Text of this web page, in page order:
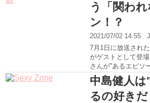
う「関わ
ン！？
2021/07/02 14:55
7月1日に放送され
がゲストとして登
さんが"あるエピソ
中島健人
るの好き